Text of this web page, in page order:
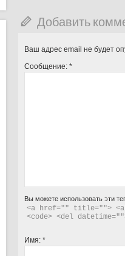
Добавить
Ваш адрес email не будет
Сообщение: *
Вы можете использовать эти
<a href="" title="">
<code> <del
Имя: *